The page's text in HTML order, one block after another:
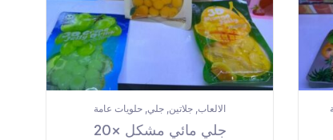
الالعاب, جلاتين, جلي, حلويات عامة
جلي مائي مشكل ×20